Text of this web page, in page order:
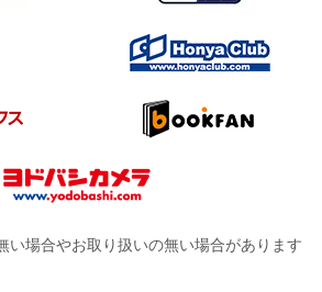
い場合やお取り扱いの無い場合があります